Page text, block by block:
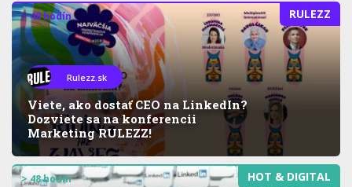
RULEZZ
> 48 hodín
Rulezz.sk
Viete, ako dostať CEO na LinkedIn?
Dozviete sa na konferencii
Marketing RULEZZ!
HOT & DIGITAL
> 48 hodín